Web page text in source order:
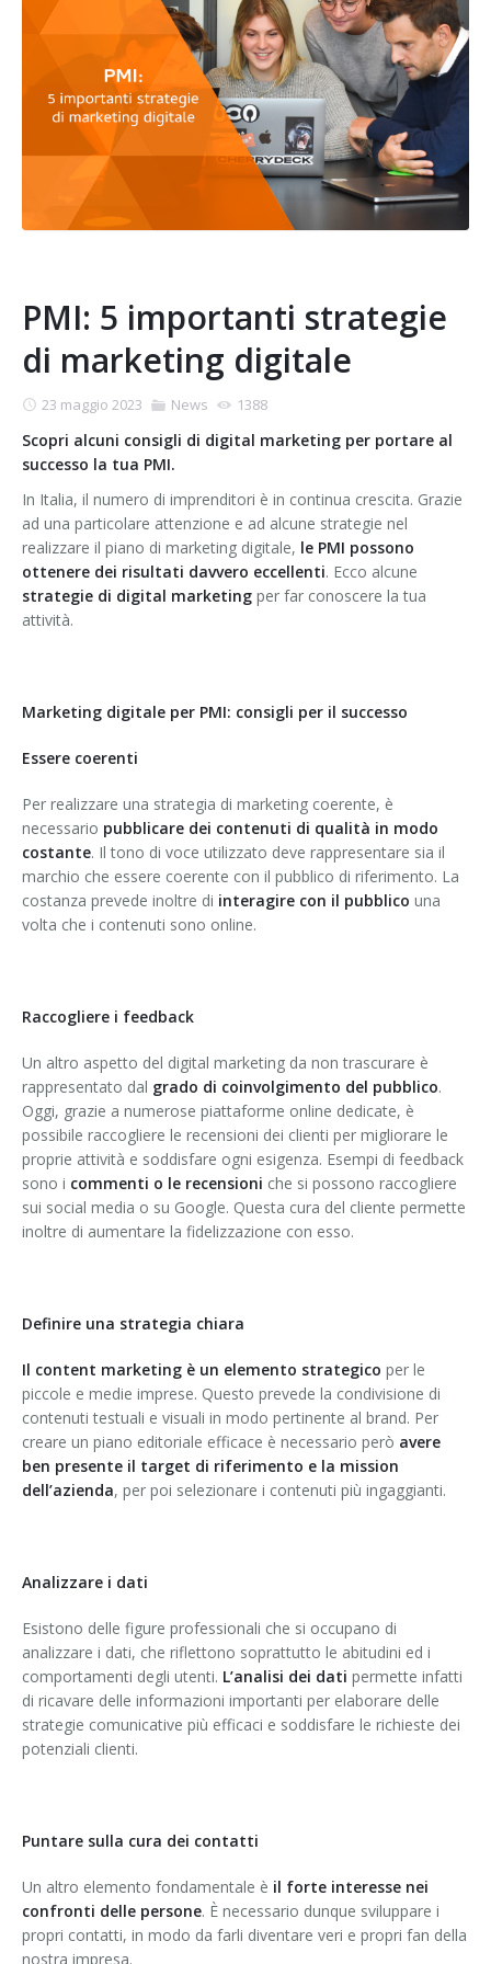
PMI: 5 importanti strategie
di marketing digitale
23 maggio 2023 News 1388
Scopri alcuni consigli di digital marketing per portare al
successo la tua PMI.
In Italia, il numero di imprenditori è in continua crescita. Grazie
ad una particolare attenzione e ad alcune strategie nel
realizzare il piano di marketing digitale, le PMI possono
ottenere dei risultati davvero eccellenti. Ecco alcune
strategie di digital marketing per far conoscere la tua
attività.
Marketing digitale per PMI: consigli per il successo
Essere coerenti
Per realizzare una strategia di marketing coerente, è
necessario pubblicare dei contenuti di qualità in modo
costante. Il tono di voce utilizzato deve rappresentare sia il
marchio che essere coerente con il pubblico di riferimento. La
costanza prevede inoltre di interagire con il pubblico una
volta che i contenuti sono online.
Raccogliere i feedback
Un altro aspetto del digital marketing da non trascurare è
rappresentato dal grado di coinvolgimento del pubblico.
Oggi, grazie a numerose piattaforme online dedicate, è
possibile raccogliere le recensioni dei clienti per migliorare le
proprie attività e soddisfare ogni esigenza. Esempi di feedback
sono i commenti o le recensioni che si possono raccogliere
sui social media o su Google. Questa cura del cliente permette
inoltre di aumentare la fidelizzazione con esso.
Definire una strategia chiara
Il content marketing è un elemento strategico per le
piccole e medie imprese. Questo prevede la condivisione di
contenuti testuali e visuali in modo pertinente al brand. Per
creare un piano editoriale efficace è necessario però avere
ben presente il target di riferimento e la mission
dell’azienda, per poi selezionare i contenuti più ingaggianti.
Analizzare i dati
Esistono delle figure professionali che si occupano di
analizzare i dati, che riflettono soprattutto le abitudini ed i
comportamenti degli utenti. L’analisi dei dati permette infatti
di ricavare delle informazioni importanti per elaborare delle
strategie comunicative più efficaci e soddisfare le richieste dei
potenziali clienti.
Puntare sulla cura dei contatti
Un altro elemento fondamentale è il forte interesse nei
confronti delle persone. È necessario dunque sviluppare i
propri contatti, in modo da farli diventare veri e propri fan della
nostra impresa.